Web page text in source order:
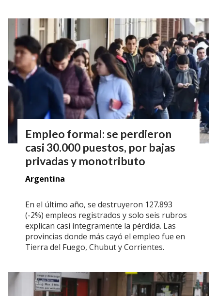
Empleo formal: se perdieron
casi 30.000 puestos, por bajas
privadas y monotributo
Argentina
En el último año, se destruyeron 127.893
(-2%) empleos registrados y solo seis rubros
explican casi íntegramente la pérdida. Las
provincias donde más cayó el empleo fue en
Tierra del Fuego, Chubut y Corrientes.